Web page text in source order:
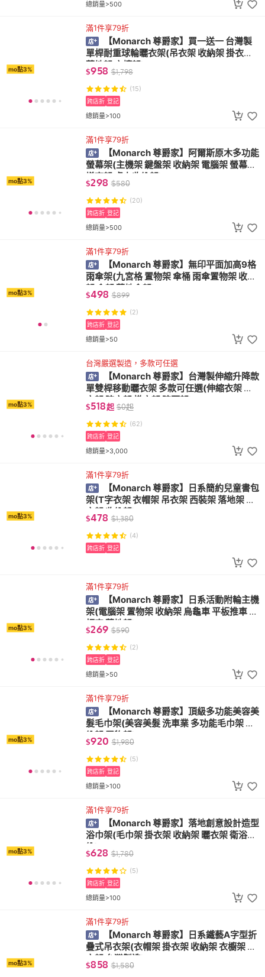
總銷量>500
mo點3%
滿1件享79折
【Monarch 尊爵家】買一送一 台灣製
單桿耐重球輪曬衣架(吊衣架 收納架 掛衣架
落地架 衣櫥架)
$958 $1,798
(15)
總銷量>100
跨店折 登記
mo點3%
滿1件享79折
【Monarch 尊爵家】阿爾斯原木多功能
螢幕架(主機架 鍵盤架 收納架 電腦架 螢幕架
增高架 桌上收納架)
$298 $580
(20)
總銷量>500
跨店折 登記
mo點3%
滿1件享79折
【Monarch 尊爵家】無印平面加高9格
雨傘架(九宮格 置物架 傘桶 雨傘置物架 收納
架 傘架 落地傘架)
$498 $899
(2)
總銷量>50
跨店折 登記
mo點3%
台灣嚴選製造，多款可任選
【Monarch 尊爵家】台灣製伸縮升降款
單雙桿移動曬衣架 多款可任選(伸縮衣架 吊
衣架 晾衣架 掛衣架 晾曬架)
$518起 $0起
(62)
總銷量>3,000
跨店折 登記
mo點3%
滿1件享79折
【Monarch 尊爵家】日系簡約兒童書包
架(T字衣架 衣帽架 吊衣架 西裝架 落地架 掛
衣架 收納架)
$478 $1,380
(4)
跨店折 登記
mo點3%
滿1件享79折
【Monarch 尊爵家】日系活動附輪主機
架(電腦架 置物架 收納架 烏龜車 平板推車 平
板車 落地架)
$269 $590
(2)
總銷量>50
跨店折 登記
mo點3%
滿1件享79折
【Monarch 尊爵家】頂級多功能美容美
髮毛巾架(美容美髮 洗車業 多功能毛巾架 收
納架 置物架)
$920 $1,980
(5)
總銷量>100
跨店折 登記
mo點3%
滿1件享79折
【Monarch 尊爵家】落地創意設計造型
浴巾架(毛巾架 掛衣架 收納架 曬衣架 衛浴收
納)
$628 $1,780
(5)
總銷量>100
跨店折 登記
mo點3%
滿1件享79折
【Monarch 尊爵家】日系鐵藝A字型折
疊式吊衣架(衣帽架 掛衣架 收納架 衣櫥架 吊
衣架 台灣製造)
$858 $1,580